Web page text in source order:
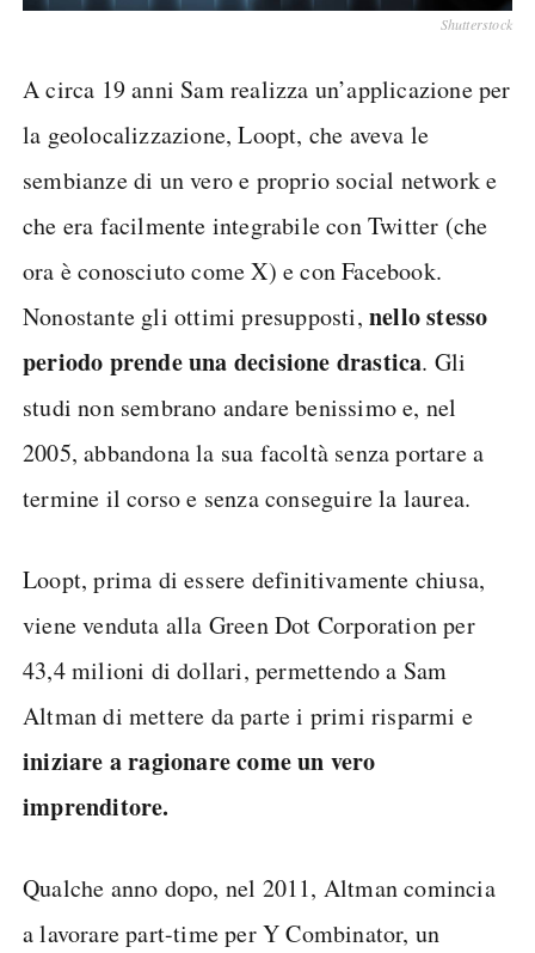
Shutterstock
A circa 19 anni Sam realizza un’applicazione per
la geolocalizzazione, Loopt, che aveva le
sembianze di un vero e proprio social network e
che era facilmente integrabile con Twitter (che
ora è conosciuto come X) e con Facebook.
Nonostante gli ottimi presupposti, nello stesso
periodo prende una decisione drastica. Gli
studi non sembrano andare benissimo e, nel
2005, abbandona la sua facoltà senza portare a
termine il corso e senza conseguire la laurea.
Loopt, prima di essere definitivamente chiusa,
viene venduta alla Green Dot Corporation per
43,4 milioni di dollari, permettendo a Sam
Altman di mettere da parte i primi risparmi e
iniziare a ragionare come un vero
imprenditore.
Qualche anno dopo, nel 2011, Altman comincia
a lavorare part-time per Y Combinator, un